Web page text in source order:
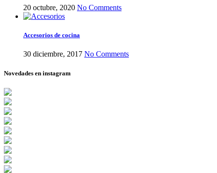
20 octubre, 2020 No Comments
Accesorios de cocina
30 diciembre, 2017 No Comments
Novedades en instagram